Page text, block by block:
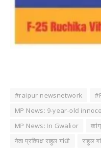
#raipur newsnetwork
MP News: 9-year-old
MP News: In Gwalior
नेता प्रतिपक्ष राहुल गांधी
राहुल